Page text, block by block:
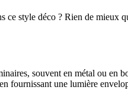
style déco ? Rien de mieux
souvent en métal ou en
fournissant une lumière